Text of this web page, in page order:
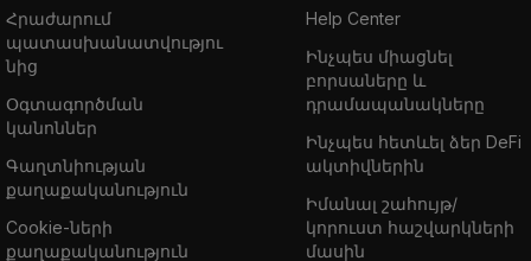
Հրաժարում
պատասխանատվությու
նից
Օգտագործման
կանոններ
Գաղտնիության
քաղաքականություն
Cookie-ների
քաղաքականություն
Help Center
Ինչպես միացնել
բորսաները և
դրամապանակները
Ինչպես հետևել ձեր DeFi
ակտիվներին
Իմանալ շահույթ/
կորուստ հաշվարկների
մասին